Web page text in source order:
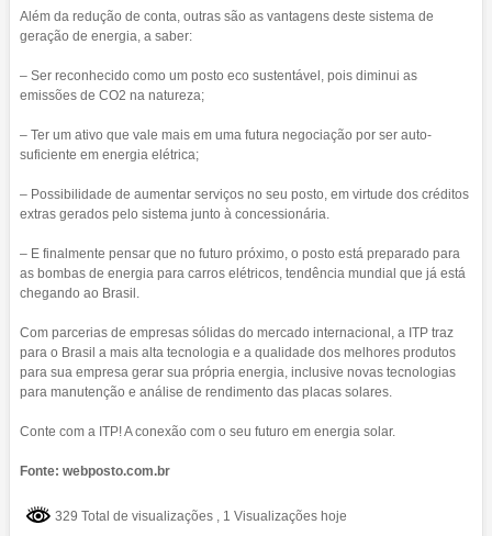
Além da redução de conta, outras são as vantagens deste sistema de
geração de energia, a saber:
– Ser reconhecido como um posto eco sustentável, pois diminui as
emissões de CO2 na natureza;
– Ter um ativo que vale mais em uma futura negociação por ser auto-
suficiente em energia elétrica;
– Possibilidade de aumentar serviços no seu posto, em virtude dos créditos
extras gerados pelo sistema junto à concessionária.
– E finalmente pensar que no futuro próximo, o posto está preparado para
as bombas de energia para carros elétricos, tendência mundial que já está
chegando ao Brasil.
Com parcerias de empresas sólidas do mercado internacional, a ITP traz
para o Brasil a mais alta tecnologia e a qualidade dos melhores produtos
para sua empresa gerar sua própria energia, inclusive novas tecnologias
para manutenção e análise de rendimento das placas solares.
Conte com a ITP! A conexão com o seu futuro em energia solar.
Fonte: webposto.com.br
329 Total de visualizações , 1 Visualizações hoje